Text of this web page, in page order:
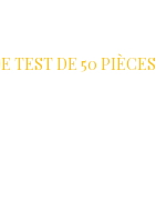
TEST DE 50 PIÈCES